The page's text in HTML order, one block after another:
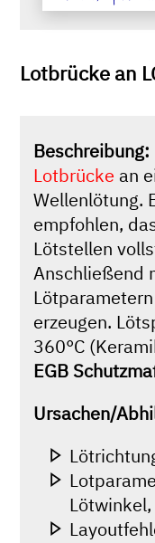
Lotbrücke an
Beschreibung:
Lotbrücke an
Wellenlötung.
empfohlen,
Lötstellen
Anschließend
erzeugen.
360°C
EGB
Ursachen/